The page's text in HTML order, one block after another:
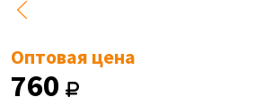
Оптовая цена
760